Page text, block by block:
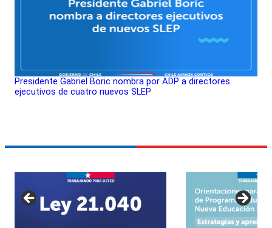
Presidente Gabriel Boric nombra por ADP a directores
ejecutivos de cuatro nuevos SLEP